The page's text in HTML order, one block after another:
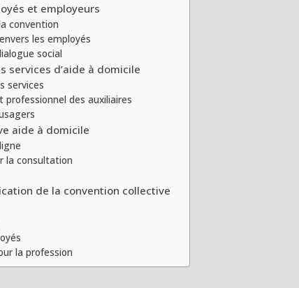
et employeurs
convention
les employés
social
services d’aide à domicile
services
des auxiliaires
aide à domicile
la consultation
de la convention collective
la profession